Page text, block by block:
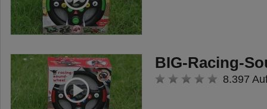
BIG-Racing-
8.397